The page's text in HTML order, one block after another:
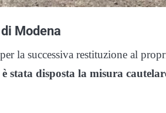
Modena
la successiva restituzione al
è stata disposta la misura